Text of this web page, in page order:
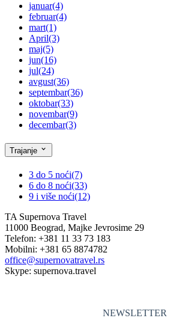
januar(4)
februar(4)
mart(1)
April(3)
maj(5)
jun(16)
jul(24)
avgust(36)
septembar(36)
oktobar(33)
novembar(9)
decembar(3)
Trajanje
3 do 5 noći(7)
6 do 8 noći(33)
9 i više noći(12)
TA Supernova Travel
11000 Beograd, Majke Jevrosime 29
Telefon: +381 11 33 73 183
Mobilni: +381 65 8874782
office@supernovatravel.rs
Skype: supernova.travel
NEWSLETTER